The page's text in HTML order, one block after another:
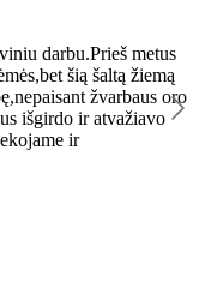
darbu.Prieš metus
šią šaltą žiemą
žvarbaus oro
išgirdo ir atvažiavo
ir